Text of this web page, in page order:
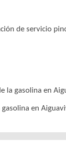
de servicio
la gasolina en
en